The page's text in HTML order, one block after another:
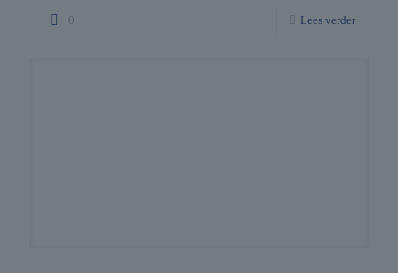
0 Lees verder